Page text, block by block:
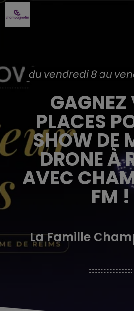
du vendredi 8 au
GAGNEZ
PLACES
SHOW DE
DRONE À
AVEC
FM !
La Famille